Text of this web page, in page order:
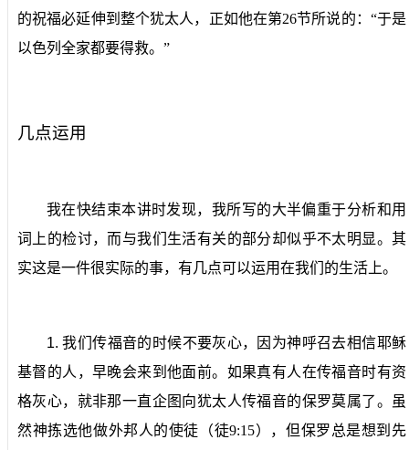
的祝福必延伸到整个犹太人，正如他在第26节所说的：“于是
以色列全家都要得救。”
几点运用
我在快结束本讲时发现，我所写的大半偏重于分析和用
词上的检讨，而与我们生活有关的部分却似乎不太明显。其
实这是一件很实际的事，有几点可以运用在我们的生活上。
1.我们传福音的时候不要灰心，因为神呼召去相信耶稣
基督的人，早晚会来到他面前。 如果真有人在传福音时有资
格灰心，就非那一直企图向犹太人传福音的保罗莫属了。虽
然神拣选他做外邦人的使徒（徒9:15），但保罗总是想到先